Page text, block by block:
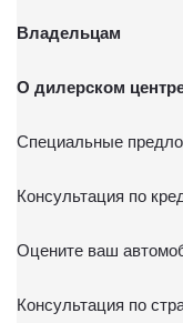
Владельцам
О дилерском
Специальные
Консультация по
Оцените ваш
Консультация по